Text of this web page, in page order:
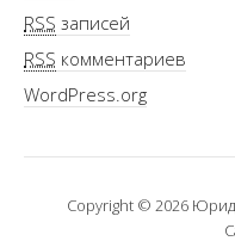
RSS записей
RSS комментариев
WordPress.org
Copyright © 2026